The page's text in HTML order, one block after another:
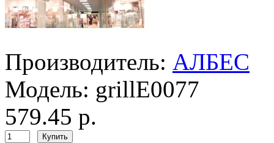
Производитель: АЛБЕС
Модель: grillE0077
579.45 р.